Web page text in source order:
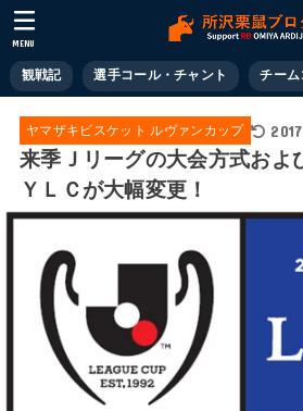
観戦記 選手コール・チャント チーム
MENU
ヤマザキビスケット ルヴァンカップ
来季Ｊリーグの大会方式およ
ＹＬＣが大幅変更！